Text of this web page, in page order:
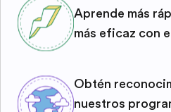
Aprende más
más eficaz con
Obtén
nuestros